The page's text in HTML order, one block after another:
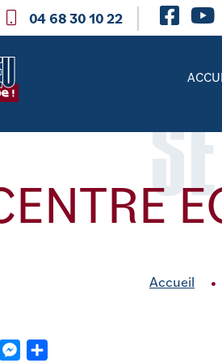
04 68 30 10 22
Accueil
WhatsAppMessenger